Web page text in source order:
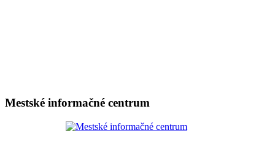
Mestské informačné centrum